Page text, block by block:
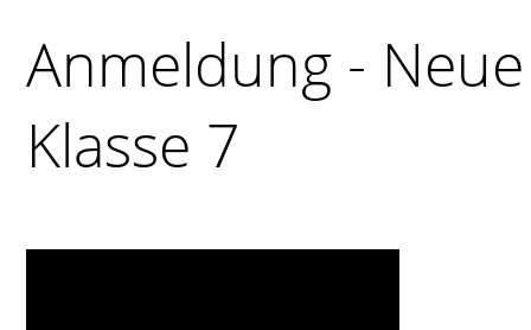
Anmeldung - Neue
Klasse 7